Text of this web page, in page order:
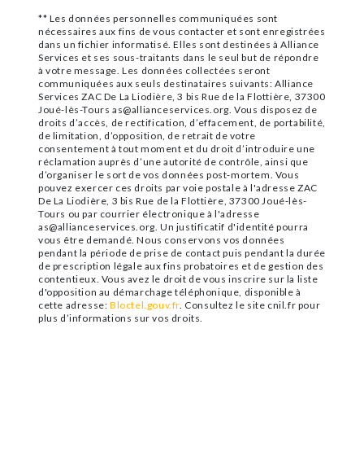
** Les données personnelles communiquées sont
nécessaires aux fins de vous contacter et sont enregistrées
dans un fichier informatisé. Elles sont destinées à Alliance
Services et ses sous-traitants dans le seul but de répondre
à votre message. Les données collectées seront
communiquées aux seuls destinataires suivants: Alliance
Services ZAC De La Liodière, 3 bis Rue de la Flottière, 37300
Joué-lès-Tours as@allianceservices.org. Vous disposez de
droits d’accès, de rectification, d’effacement, de portabilité,
de limitation, d’opposition, de retrait de votre
consentement à tout moment et du droit d’introduire une
réclamation auprès d’une autorité de contrôle, ainsi que
d’organiser le sort de vos données post-mortem. Vous
pouvez exercer ces droits par voie postale à l'adresse ZAC
De La Liodière, 3 bis Rue de la Flottière, 37300 Joué-lès-
Tours ou par courrier électronique à l'adresse
as@allianceservices.org. Un justificatif d'identité pourra
vous être demandé. Nous conservons vos données
pendant la période de prise de contact puis pendant la durée
de prescription légale aux fins probatoires et de gestion des
contentieux. Vous avez le droit de vous inscrire sur la liste
d'opposition au démarchage téléphonique, disponible à
cette adresse: Bloctel.gouv.fr . Consultez le site cnil.fr pour
plus d’informations sur vos droits.